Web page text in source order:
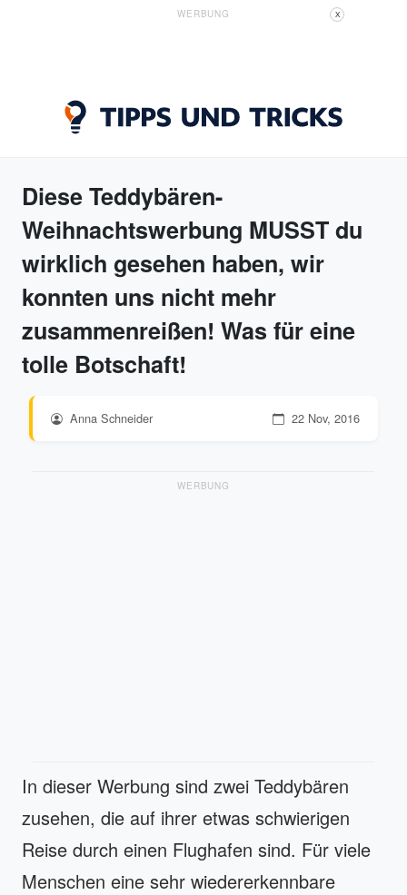
WERBUNG X
Diese Teddybären-
Weihnachtswerbung MUSST du
wirklich gesehen haben, wir
konnten uns nicht mehr
zusammenreißen! Was für eine
tolle Botschaft!
Anna Schneider 22 Nov, 2016
WERBUNG
In dieser Werbung sind zwei Teddybären
zusehen, die auf ihrer etwas schwierigen
Reise durch einen Flughafen sind. Für viele
Menschen eine sehr wiedererkennbare